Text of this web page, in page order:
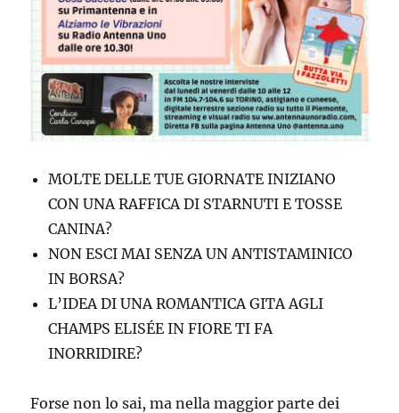
MOLTE DELLE TUE GIORNATE INIZIANO
CON UNA RAFFICA DI STARNUTI E TOSSE
CANINA?
NON ESCI MAI SENZA UN ANTISTAMINICO
IN BORSA?
L’IDEA DI UNA ROMANTICA GITA AGLI
CHAMPS ELISÉE IN FIORE TI FA
INORRIDIRE?
Forse non lo sai, ma nella maggior parte dei